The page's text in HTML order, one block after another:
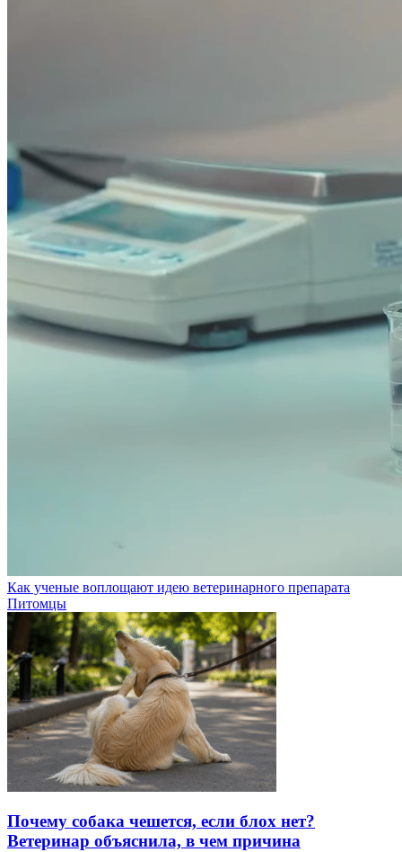
Как ученые воплощают идею ветеринарного препарата
Питомцы
Почему собака чешется, если блох нет?
Ветеринар объяснила, в чем причина